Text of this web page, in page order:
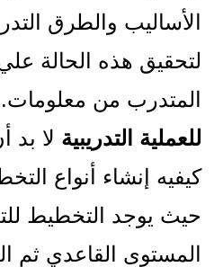
الأساليب والطرق
لتحقيق هذه الحالة
المتدرب من
للعملية التدريبية لا بد
كيفيه إنشاء أنواع
حيث يوجد التخطيط
المستوى القاعدي ثم